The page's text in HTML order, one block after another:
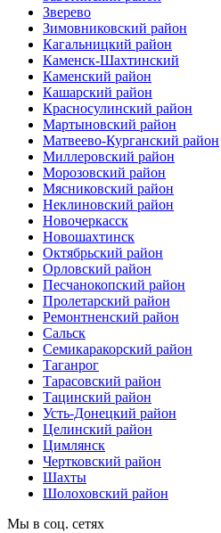
Зверево
Зимовниковский район
Кагальницкий район
Каменск-Шахтинский
Каменский район
Кашарский район
Красносулинский район
Мартыновский район
Матвеево-Курганский район
Миллеровский район
Морозовский район
Мясниковский район
Неклиновский район
Новочеркасск
Новошахтинск
Октябрьский район
Орловский район
Песчанокопский район
Пролетарский район
Ремонтненский район
Сальск
Семикаракорский район
Таганрог
Тарасовский район
Тацинский район
Усть-Донецкий район
Целинский район
Цимлянск
Чертковский район
Шахты
Шолоховский район
Мы в соц. сетях